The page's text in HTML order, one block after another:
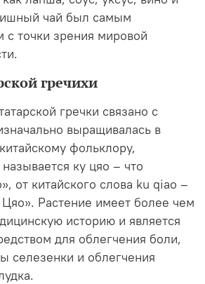
чай был самым
с точки зрения мировой
гречихи
гречки связано с
выращивалась в
фольклору,
называется ку цяо – что
от китайского слова ku qiao –
Цяо». Растение имеет более чем
историю и является
для облегчения боли,
селезенки и облегчения